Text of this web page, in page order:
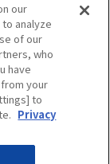
Ltd. All
アカウン
アカウント
our
analyze
of our
who
have
your
to
Privacy